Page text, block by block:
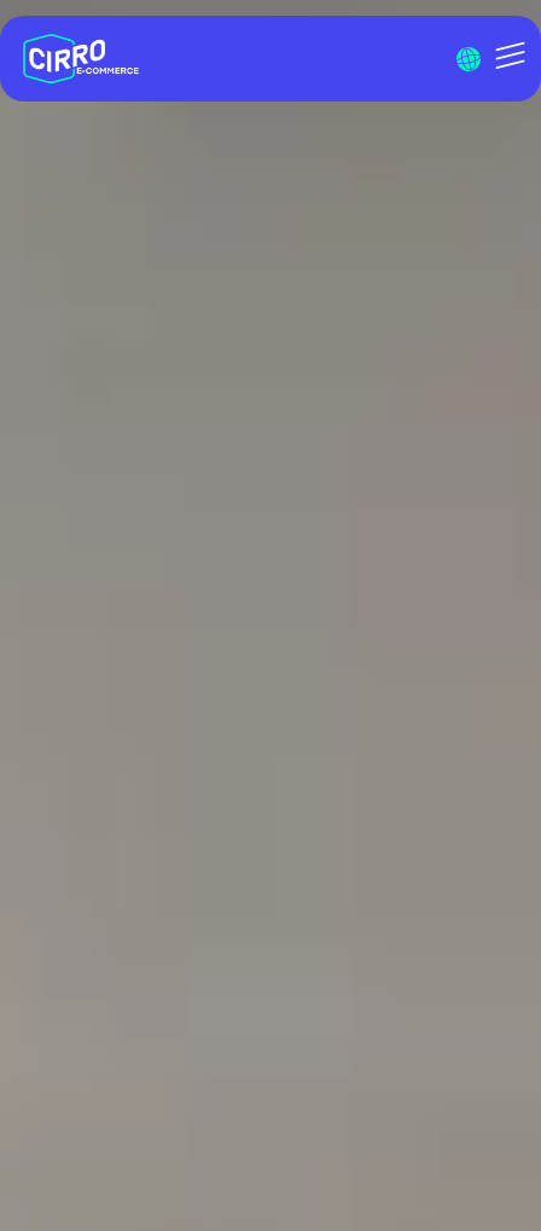
Menu